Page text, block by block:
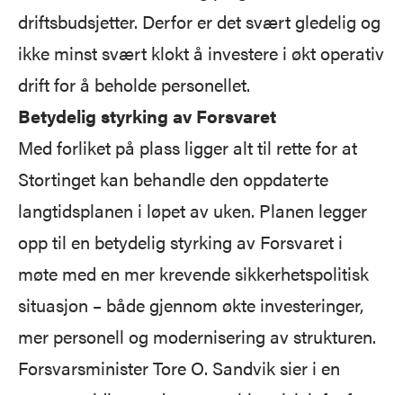
driftsbudsjetter. Derfor er det svært gledelig og
ikke minst svært klokt å investere i økt operativ
drift for å beholde personellet.
Betydelig styrking av Forsvaret
Med forliket på plass ligger alt til rette for at
Stortinget kan behandle den oppdaterte
langtidsplanen i løpet av uken. Planen legger
opp til en betydelig styrking av Forsvaret i
møte med en mer krevende sikkerhetspolitisk
situasjon – både gjennom økte investeringer,
mer personell og modernisering av strukturen.
Forsvarsminister Tore O. Sandvik sier i en